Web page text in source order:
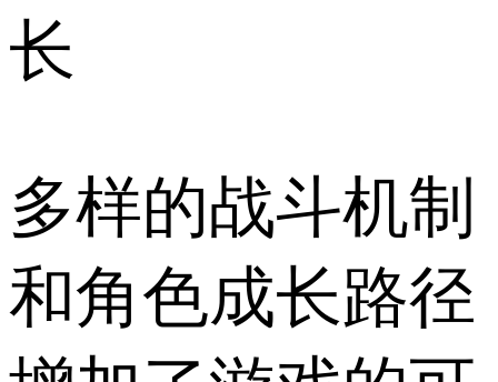
长
多样的战斗机制
和角色成长路径